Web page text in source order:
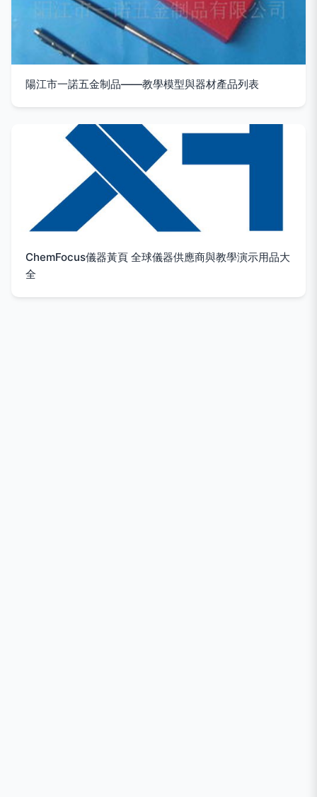
陽江市一諾五金制品——教學模型與器材產品列表
ChemFocus儀器黃頁 全球儀器供應商與教學演示用品大
全